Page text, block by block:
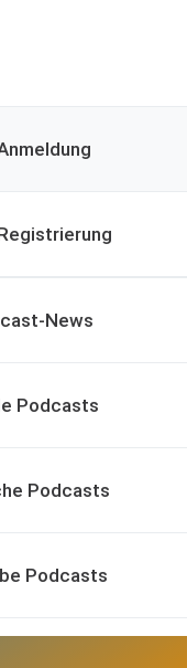
News
Podcasts
Podcasts
Podcasts